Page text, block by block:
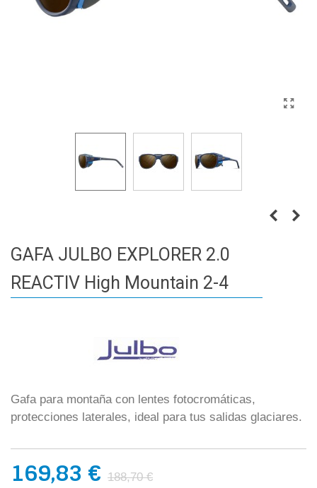
GAFA JULBO EXPLORER 2.0
REACTIV High Mountain 2-4
Gafa para montaña con lentes fotocromáticas,
protecciones laterales, ideal para tus salidas glaciares.
169,83 € 188,70 €